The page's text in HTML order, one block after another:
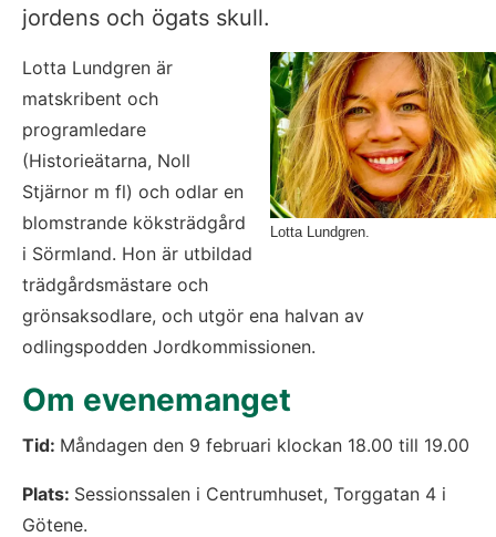
jordens och ögats skull.
Lotta Lundgren.
Lotta Lundgren är
matskribent och
programledare
(Historieätarna, Noll
Stjärnor m fl) och odlar en
blomstrande köksträdgård
i Sörmland. Hon är utbildad
trädgårdsmästare och
grönsaksodlare, och utgör ena halvan av
odlingspodden Jordkommissionen.
Om evenemanget
Tid: Måndagen den 9 februari klockan 18.00 till 19.00
Plats: Sessionssalen i Centrumhuset, Torggatan 4 i
Götene.